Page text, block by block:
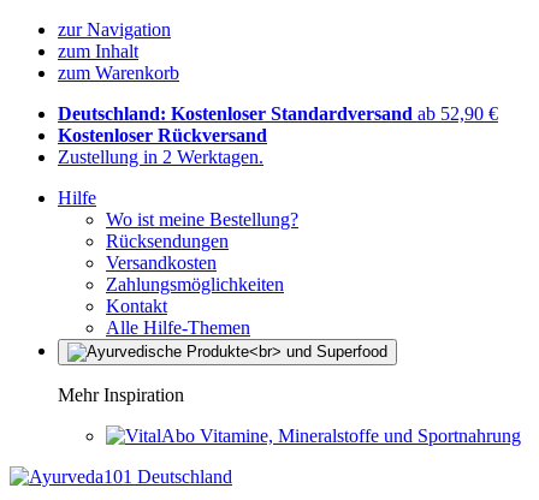
zur Navigation
zum Inhalt
zum Warenkorb
Deutschland: Kostenloser Standardversand ab 52,90 €
Kostenloser Rückversand
Zustellung in 2 Werktagen.
Hilfe
Wo ist meine Bestellung?
Rücksendungen
Versandkosten
Zahlungsmöglichkeiten
Kontakt
Alle Hilfe-Themen
Mehr Inspiration
Vitamine, Mineralstoffe und Sportnahrung